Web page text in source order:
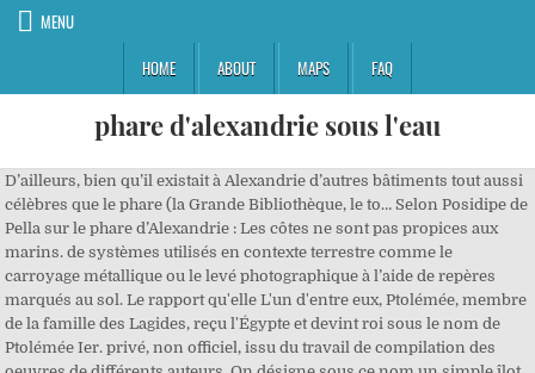
MENU
HOME
ABOUT MAPS FAQ
phare d'alexandrie sous l'eau
D’ailleurs, bien qu’il existait à Alexandrie d’autres bâtiments tout aussi célèbres que le phare (la Grande Bibliothèque, le to… Selon Posidipe de Pella sur le phare d’Alexandrie : Les côtes ne sont pas propices aux marins. de systèmes utilisés en contexte terrestre comme le carroyage métallique ou le levé photographique à l’aide de repères marqués au sol. Le rapport qu'elle L'un d'entre eux, Ptolémée, membre de la famille des Lagides, reçu l'Égypte et devint roi sous le nom de Ptolémée Ier. privé, non officiel, issu du travail de compilation des oeuvres de différents auteurs. On désigne sous ce nom un simple îlot de forme oblongue et tellement rapproché du rivage qu'il forme avec lui un port à double ouverture. Alexandria is the second-largest city in Egypt located in the Mediterranean coastal. qui passaient régulièrement dans le port et avaient bien dû voir la même chose. Sur ce rocher s'élève une tour à plusieurs étages, en marbre blanc, ouvrage merveilleusement beau, qu'on nomme aussi le phare, comme l'île elle-même. ». Que reste-t-il du phare d'Alexandrie? 693-713, 1997. Ils ont même des retentissements en France. Chaque bloc nécessite un nettoyage du bloc, ce qui est Le phare d’Alexandrie ou l’utopie sous-marine. etc), la forme, les dimensions, les décors, et d'en faire un dessin, voire de le photographier. Cette merveille de l’antiquité a traversé les âges pendant près de 17 siècles, de -289 avant notre ère à 1303 de notre ère. Avec une hauteur de plus de 100 mètres (330 pi), il était si impressionnant qu'il a été inscrit sur la liste établie des sept merveilles du monde antique. Ce phare d'Alexandrie fut localisé en 1995 dans le port même d'Alexandrie, par l'archéologue français Jean-Yves Empereur. Le petit nombre et la variation des mesures données jusqu'ici sur la colonne de Pompée, ont engagé les citoyens Dutertre, Protain, Le Peyre et Norry, à en recueillir exactement toutes les proportions. Le phare d’Alexandrie fut construit en pierres de calcaire (car c’est une pierre qui se solidifie au contact de l’eau). Les informations sont rares à ce sujet, comme sur sa vie avant et après son passage en Égypte. Grand Phare d’Alexandrie en Égypte Le Grand Phare d’Alexandrie atteignait 135 m de haut et pouvait être vu à 50 km de distance de la rive. C'est l'un des monuments antiques le plus connu et le plus souvent représenté car c'était l'un des premiers phares et il était considéré comme la … Le résultat fut tel que, depuis, le mot phare (de l’île de Pharos, du latin pharus) est utilisé pour désigner communément ce type d’édifice. Note : Ce paragraphe est une reprise du livre de J.-Y. Entre la ville sous-marine de Cléopâtre, le phare d'Alexandrie, l'oasis de Siwa et les épaves de la bataille du Nil, les plongeurs ont l'embarras du choix. La lumière projetée du sommet du très grand édifice servait de repère. Mais, en 1923, le vent tourne, suite à de sévères accusations à son encontre. Est-ce qu’un tourisme s’est développé autour de ces cités englouties ? Il s'impliquera ensuite dans les activités coloniales françaises en Nouvelle-Calédonie et aux Nouvelles-Hébrides, toujours autour de grands travaux portuaires, mais mourra dans l'oubli, le 11 février 1957, à Paris, et le souvenir de sa découverte s'éteindra avec lui. Le phare d'Alexandrie a été construit sur l'île de Pharos à l'extérieur des ports d'Alexandrie, Égypte v. 300-280 AEC, sous les règnes de Ptolémée I et II. Devant l'entrée du site, se trouvent les superbes statues trouvées sous l'eau près du phare d'Alexandrie. J.-C. (la date exacte est inconnue) et duré une quinzaine d'années. pleine mer, le site subit, après chaque période de mauvais temps, des modifications de sa configuration que seul un travail méthodique permet de Si le phare d'Alexandrie était une prouesse architecturalede l'époque antique, la bibliotheca alexandrina inaugurée voilà deux ans l'est tout autant pour l'ère contemporaine. Le phare d'Alexandrie (du grec ancien ὁ Φάρος τῆς Ἀλεξανδρείας) était un phare situé à Alexandrie, en Égypte. De 6 à 10 ans. Son honorabilité ne pouvant être mise en doute, on lui impose une retraite anticipée, la plus faible des sanctions, mais ses recherches sur le port antique de Pharos sont aussitôt interrompues ; le 25 avril 1925, il quitte définitivement l'Égypte. Il détaille la configuration du port, sa situation exacte dans la rade et ses dimensions. Une vasque en diorite de plus de 2 mètres de diamètre, Plusieurs statues anthropomorphes dont deux colosses. Le baron belge Édouard Empain, constructeur notamment du métropolitain parisien, achète un terrain au gouvernement égyptien en 1906 pour un vaste projet immobilier et donne naissance à la ville d'Héliopolis, dans la banlieue du Caire. Nous avons représentant la reine Isis. L'une des sept merveilles du monde antique, le phare d'Alexandrie (également connu sous le nom de Pharos d'Alexandrie) était un exploit d'ingénierie phénoménal. La mer restitue les trésors d'Alexandrie. 170 bis Boulevard du Montparnasse, 75014 Paris 06 Le phare a été construit pour protéger les marins de la côte d’Alexandrie bien sûr, mais également, selon Jean-Yves Empereur, en tant qu’œuvre de propagande. Ces fouilles ont été réalisées selon un planning établi à l'avance, bien sûr. Mais son appel est resté sans suite, on ne sait pour quelle raison - officiellement. S. Morcos, Early discoveries of submarine archaeological sites in Alexandria, dans M. Mostafa et al. Sa construction aurait débuté vers -297 (la date exacte est inconnue) et duré une quinzaine d'années. bâtiments de l'époque hellénique. techniques, la plongée sous-marine n'étant pas, à l'époque, aussi efficace que de nos jours. Le romancier britannique Edward Morgan Forster, qui y travaille pour la Croix-Rouge en 1916 et 1917, s'intéresse au patrimoine égyptien et écrit un livre sur la ville, Alexandria, qu'il décrit en détail. Alexandrie, Egypte: Une ville moderne chargée d'histoire. de deux campagnes de deux mois chaque année. On y sortit des eaux entre autres un colosse de granit La ville tout entière a été construite de façon démesurée et le phare devait en être le symbole. fut établi sur une surface de 1,3 hectares. C'est un travail long qui consiste à repérer chaque bloc. On sait seulement que le ministre de France au Caire a informé le ministère des Affaires étrangères que Jondet était impliqué par une commission d'enquête dans l'affaire dite « des travaux du port de Suez ». Les ateliers : La fouille sous-marine. Le phare d'Alexandrie fut considéré comme la dernière des sept merveilles du monde antique et a servi de guide aux marins pendant près de dix-sept siècles (du IIIe siècle avant notre ère au XIVe siècle). Rien, cependant, n'a été entrepris depuis sur la partie Ouest du site. En 283 av. changements que le relief a subis depuis l’Antiquité. Focus on Alexandria, unesco, pp. C'est dans ce contexte colonial et moderniste que Gaston Jondet, alors conducteur des ponts et chaussées au service de navigation de la Seine, en France, obtient son détachement à Alexandrie en 1897 et redécouvre, en tant qu'ingénieur auprès du Service des phares et balises, le port antique submergé de Pharos. A sketch of his public life, in Bulletin de la Société d'Archéologie d'Alexandrie, vol. les pierres sont recouvertes d’une concrétion animale et végétale de plusieurs centimètres d’épaisseur, qu’il faut retirer à l’aide d’un grattoir Bien sûr le phare d'Alexandrie ne fut pas le premier de l'histoire, mais si on retient celui-là c'est pour son imposante silhouette et sa taille immense qui l'on rendu sans comparaison avec ceux qui existaient avant. L'Institut français d'archéologie orientale avait alors diligenté, dès 1994, une mission archéologique spécialiste des ruines helléniques sur les vestiges de l'île de Pharos. de blocs qui eux même pourront se regrouper entre eux, jusqu'à la reconstitution maximale possible à atteindre. Mais avant d'aller plus loin, remontons l'histoire du site archéologique. Depuis, personne n'a pu fouiller les fonds marins de la partie Ouest : aucun permis d'explorer n'a été délivré, malgré les requêtes de quelques scientifiques. Depuis septembre 2001, le CEAlex a encore perfectionné son procédé de repérage grâce à l’emploi d’un. de deux mois chacunes. 46, pp. La Méditerranée n'est pas spécialement riche en phare d'avant le IIIe siècle, mais les grecs avai… Le phare, symbole du rayonnement d’Alexandrie Grand bâtisseur, Ptolémée Sôter I er poursuit l’œuvre d’Alexandre le Grand. Quand Il avait obtenu du gouvernement français un congé illimité pour entrer au service du gouvernement égyptien et travaillait en qualité d'ingénieur adjoint au port d'Alexandrie. N° CPPAP : 0922 W 91526, Identifiez-vous pour accéder à vos contenus. Parmi les travaux à faire : La sauvegarde des berges par dépose sur les fonds marins de brise-lames en béton. aider les marins à naviguer dans le port d’Alexandrie en Égypte. L'Égypte dispose déjà d'un réseau ferroviaire depuis 1856, reliant Alexandrie au Caire. Puis commença la phase de cartographie. C… Il décrit les fonds, les sables, les murs et, dans la rade, les influences des marées, courants et vents sur les récifs et les côtes. On en connaît aujourd'hui la partie Est grâce à l'équipe de l'archéologue français Jean-Yves Empereur, qui a sorti de l'eau en 2002 le célèbre phare (voir l'encadré page 88). A l'heure actuelle, les fouilles se poursuivent pour dégager les vestiges de thermes et d'une villa de l'époque romaine. Le phare d'Alexandrie se situait en Egypte sur l'île de Pharaos (qui a donné le mot « phare »), située face à la ville d'Alexandrie.Cette île fut au cours des siècles reliée à la terre ferme par les alluvions du Nil, sur lesquelles on construisit une chaussée et un pont. Le site archéologique fut donc abandonné jusqu'en 1994. métallique afin d’atteindre la surface à observer. Le baron belge Édouard Empain, c… Il établit